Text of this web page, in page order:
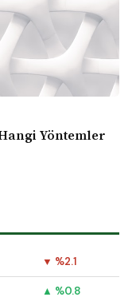
Yöntemler
▼ %2.1
▲ %0.8